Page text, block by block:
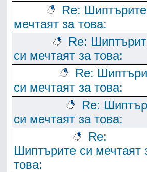
Re:
мечтаят за това:
Re:
си мечтаят за това:
Re:
си мечтаят за това:
Re:
си мечтаят за това:
Re:
Шиптърите си мечтаят
това: